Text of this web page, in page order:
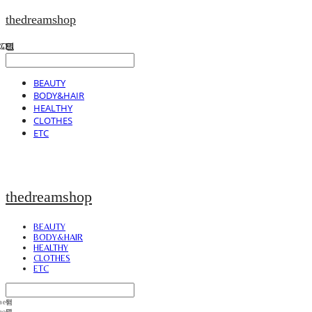
thedreamshop
BEAUTY
BODY&HAIR
HEALTHY
CLOTHES
ETC
thedreamshop
BEAUTY
BODY&HAIR
HEALTHY
CLOTHES
ETC